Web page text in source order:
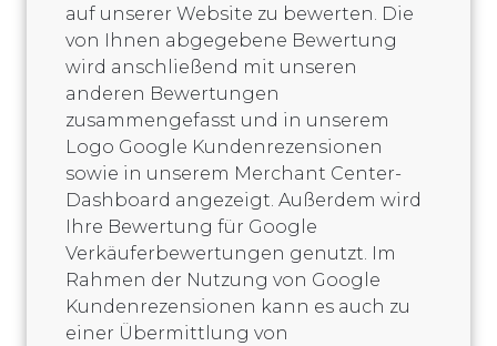
auf unserer Website zu bewerten. Die
von Ihnen abgegebene Bewertung
wird anschließend mit unseren
anderen Bewertungen
zusammengefasst und in unserem
Logo Google Kundenrezensionen
sowie in unserem Merchant Center-
Dashboard angezeigt. Außerdem wird
Ihre Bewertung für Google
Verkäuferbewertungen genutzt. Im
Rahmen der Nutzung von Google
Kundenrezensionen kann es auch zu
einer Übermittlung von